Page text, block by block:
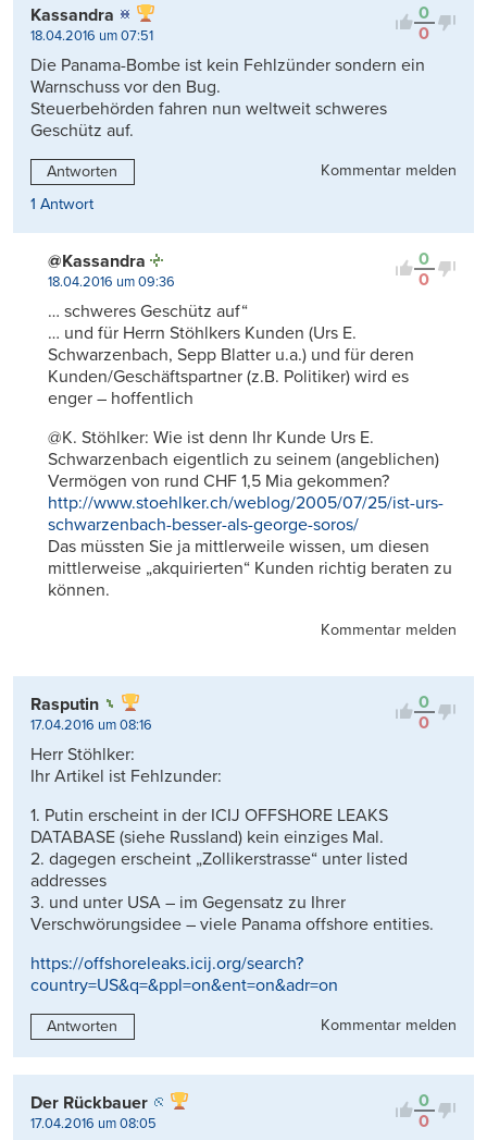
0
0
Kassandra
18.04.2016 um 07:51
Die Panama-Bombe ist kein Fehlzünder sondern ein
Warnschuss vor den Bug.
Steuerbehörden fahren nun weltweit schweres
Geschütz auf.
Antworten
Kommentar melden
1 Antwort
0
0
@Kassandra
18.04.2016 um 09:36
… schweres Geschütz auf“
… und für Herrn Stöhlkers Kunden (Urs E.
Schwarzenbach, Sepp Blatter u.a.) und für deren
Kunden/Geschäftspartner (z.B. Politiker) wird es
enger – hoffentlich
@K. Stöhlker: Wie ist denn Ihr Kunde Urs E.
Schwarzenbach eigentlich zu seinem (angeblichen)
Vermögen von rund CHF 1,5 Mia gekommen?
http://www.stoehlker.ch/weblog/2005/07/25/ist-urs-
schwarzenbach-besser-als-george-soros/
Das müssten Sie ja mittlerweile wissen, um diesen
mittlerweise „akquirierten“ Kunden richtig beraten zu
können.
Kommentar melden
0
0
Rasputin
17.04.2016 um 08:16
Herr Stöhlker:
Ihr Artikel ist Fehlzunder:
1. Putin erscheint in der ICIJ OFFSHORE LEAKS
DATABASE (siehe Russland) kein einziges Mal.
2. dagegen erscheint „Zollikerstrasse“ unter listed
addresses
3. und unter USA – im Gegensatz zu Ihrer
Verschwörungsidee – viele Panama offshore entities.
https://offshoreleaks.icij.org/search?
country=US&q=&ppl=on&ent=on&adr=on
Antworten Kommentar melden
0
0
Der Rückbauer
17.04.2016 um 08:05